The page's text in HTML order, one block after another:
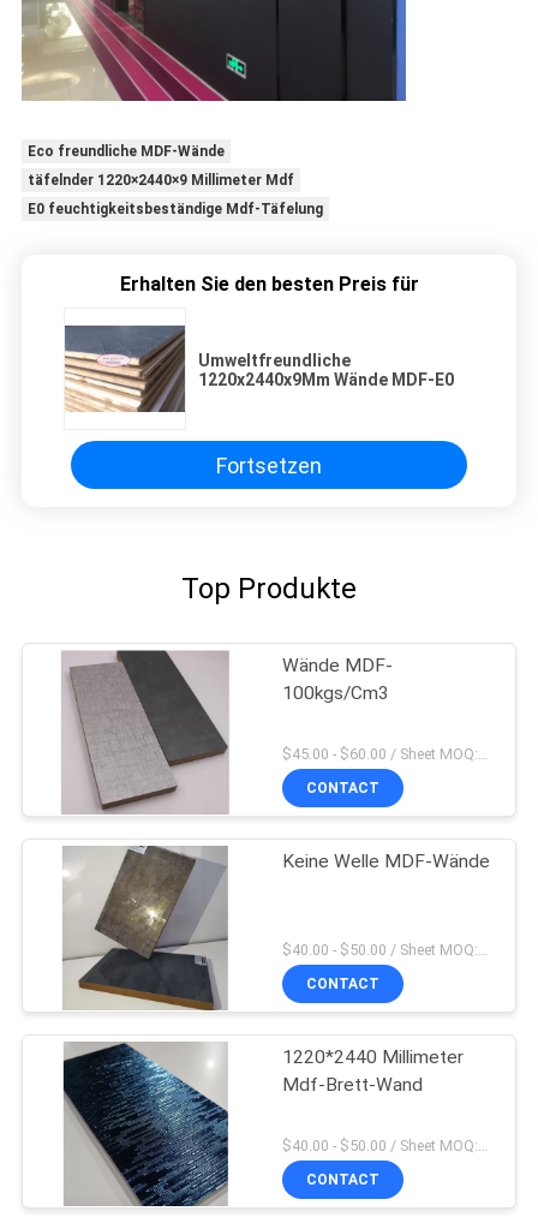
Eco freundliche MDF-Wände
täfelnder 1220×2440×9 Millimeter Mdf
E0 feuchtigkeitsbeständige Mdf-Täfelung
Erhalten Sie den besten Preis für
Umweltfreundliche
1220x2440x9Mm Wände MDF-E0
Fortsetzen
Top Produkte
Wände MDF-
100kgs/Cm3
$45.00 - $60.00 / Sheet MOQ:50 Blatt/Blätter
CONTACT
Keine Welle MDF-Wände
CONTACT
1220*2440 Millimeter
Mdf-Brett-Wand
CONTACT